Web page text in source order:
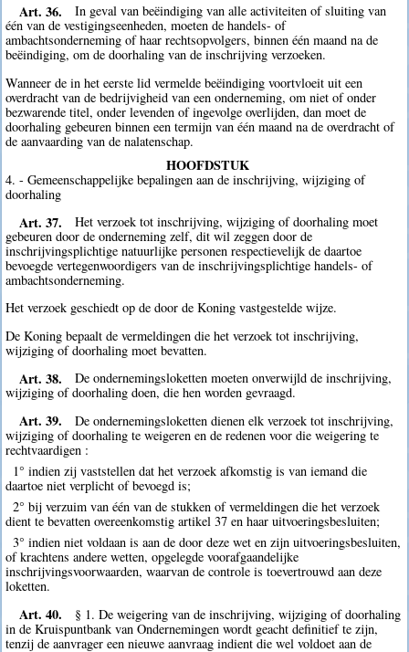
Art. 36.
In geval van beëindiging van alle activiteiten of sluiting van
één van de vestigingseenheden, moeten de handels- of
ambachtsonderneming of haar rechtsopvolgers, binnen één maand na de
beëindiging, om de doorhaling van de inschrijving verzoeken.
Wanneer de in het eerste lid vermelde beëindiging voortvloeit uit een
overdracht van de bedrijvigheid van een onderneming, om niet of onder
bezwarende titel, onder levenden of ingevolge overlijden, dan moet de
doorhaling gebeuren binnen een termijn van één maand na de overdracht of
de aanvaarding van de nalatenschap.
HOOFDSTUK
4. - Gemeenschappelijke bepalingen aan de inschrijving, wijziging of
doorhaling
Art. 37.
Het verzoek tot inschrijving, wijziging of doorhaling moet
gebeuren door de onderneming zelf, dit wil zeggen door de
inschrijvingsplichtige natuurlijke personen respectievelijk de daartoe
bevoegde vertegenwoordigers van de inschrijvingsplichtige handels- of
ambachtsonderneming.
Het verzoek geschiedt op de door de Koning vastgestelde wijze.
De Koning bepaalt de vermeldingen die het verzoek tot inschrijving,
wijziging of doorhaling moet bevatten.
Art. 38.
De ondernemingsloketten moeten onverwijld de inschrijving,
wijziging of doorhaling doen, die hen worden gevraagd.
Art. 39.
De ondernemingsloketten dienen elk verzoek tot inschrijving,
wijziging of doorhaling te weigeren en de redenen voor die weigering te
rechtvaardigen :
1° indien zij vaststellen dat het verzoek afkomstig is van iemand die
daartoe niet verplicht of bevoegd is;
2° bij verzuim van één van de stukken of vermeldingen die het verzoek
dient te bevatten overeenkomstig artikel 37 en haar uitvoeringsbesluiten;
3° indien niet voldaan is aan de door deze wet en zijn uitvoeringsbesluiten,
of krachtens andere wetten, opgelegde voorafgaandelijke
inschrijvingsvoorwaarden, waarvan de controle is toevertrouwd aan deze
loketten.
Art. 40.
§ 1. De weigering van de inschrijving, wijziging of doorhaling
in de Kruispuntbank van Ondernemingen wordt geacht definitief te zijn,
tenzij de aanvrager een nieuwe aanvraag indient die wel voldoet aan de